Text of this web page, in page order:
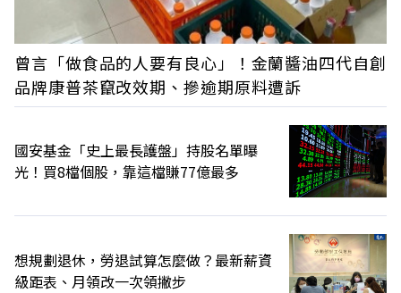
曾言「做食品的人要有良心」！金蘭醬油四代自創
品牌康普茶竄改效期、摻逾期原料遭訴
國安基金「史上最長護盤」持股名單曝
光！買8檔個股，靠這檔賺77億最多
想規劃退休，勞退試算怎麼做？最新薪資
級距表、月領改一次領撇步